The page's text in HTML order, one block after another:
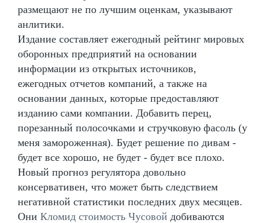
размещают не по лучшим оценкам, указывают
анлитики.
Издание составляет ежегодный рейтинг мировых
оборонных предприятий на основании
информации из открытых источников,
ежегодных отчетов компаний, а также на
основании данных, которые предоставляют
изданию сами компании. Добавить перец,
порезанный полосочками и стручковую фасоль (у
меня замороженная). Будет решение по дивам -
будет все хорошо, не будет - будет все плохо.
Новый прогноз регулятора довольно
консервативен, что может быть следствием
негативной статистики последних двух месяцев.
Они Кломид стоимость Чусовой добиваются